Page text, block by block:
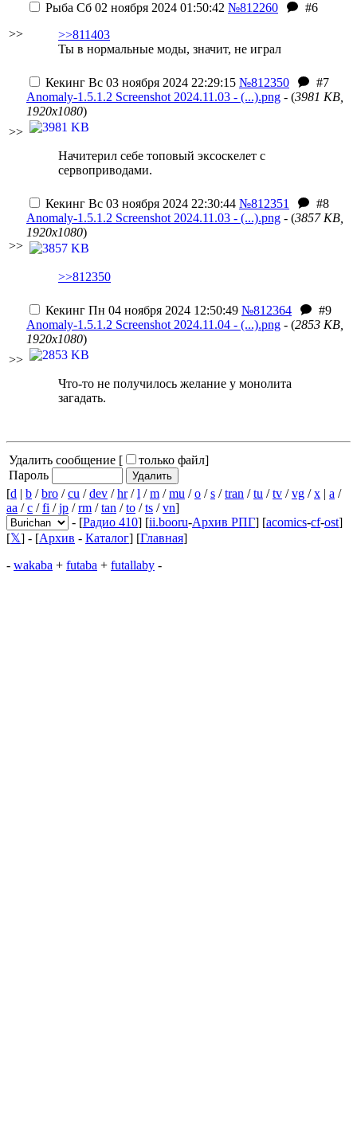
>>
Рыба Сб 02 ноября 2024 01:50:42 №812260
#6
>>811403
Ты в нормальные моды, значит, не играл
>>
Кекинг Вс 03 ноября 2024 22:29:15 №812350
#7
Anomaly-1.5.1.2 Screenshot 2024.11.03 - (...).png - (3981 KB,
1920x1080)
Начитерил себе топовый эксоскелет с
сервоприводами.
>>
Кекинг Вс 03 ноября 2024 22:30:44 №812351
#8
Anomaly-1.5.1.2 Screenshot 2024.11.03 - (...).png - (3857 KB,
1920x1080)
>>812350
>>
Кекинг Пн 04 ноября 2024 12:50:49 №812364
#9
Anomaly-1.5.1.2 Screenshot 2024.11.04 - (...).png - (2853 KB,
1920x1080)
Что-то не получилось желание у монолита
загадать.
Удалить сообщение [ только файл]
Пароль
[d | b /bro /cu /dev /hr/l /m /mu /o /s /tran /tu /tv /vg /x | a /
aa /c /fi /jp /rm /tan /to /ts /vn]
- [Радио 410] [ii.booru-Архив РПГ] [acomics-cf-ost]
[𝕏] - [Архив - Каталог] [Главная]
- wakaba + futaba + futallaby -